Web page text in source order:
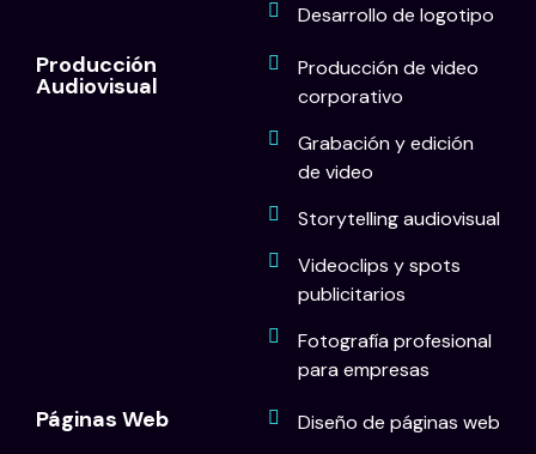
Desarrollo de logotipo
Producción
Audiovisual
Producción de video
corporativo
Grabación y edición
de video
Storytelling audiovisual
Videoclips y spots
publicitarios
Fotografía profesional
para empresas
Páginas Web
Diseño de páginas web